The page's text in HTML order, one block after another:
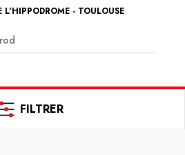
L'HIPPODROME - TOULOUSE
FILTRER